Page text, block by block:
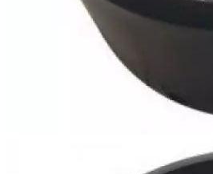
Пешеходные модули